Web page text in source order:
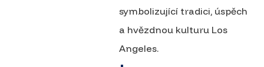
symbolizující tradici, úspěch
a hvězdnou kulturu Los
Angeles.